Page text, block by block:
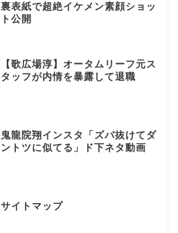
裏表紙で超絶イケメン素顔ショッ
ト公開
【歌広場淳】オータムリーフ元ス
タッフが内情を暴露して退職
鬼龍院翔インスタ「ズバ抜けてダ
ントツに似てる」ド下ネタ動画
サイトマップ